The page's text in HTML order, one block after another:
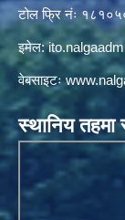
टोल फ्रि नंः
इमेल:
वेबसाइटः
स्थानिय तहमा